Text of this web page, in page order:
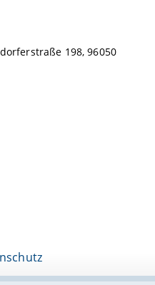
198, 96050